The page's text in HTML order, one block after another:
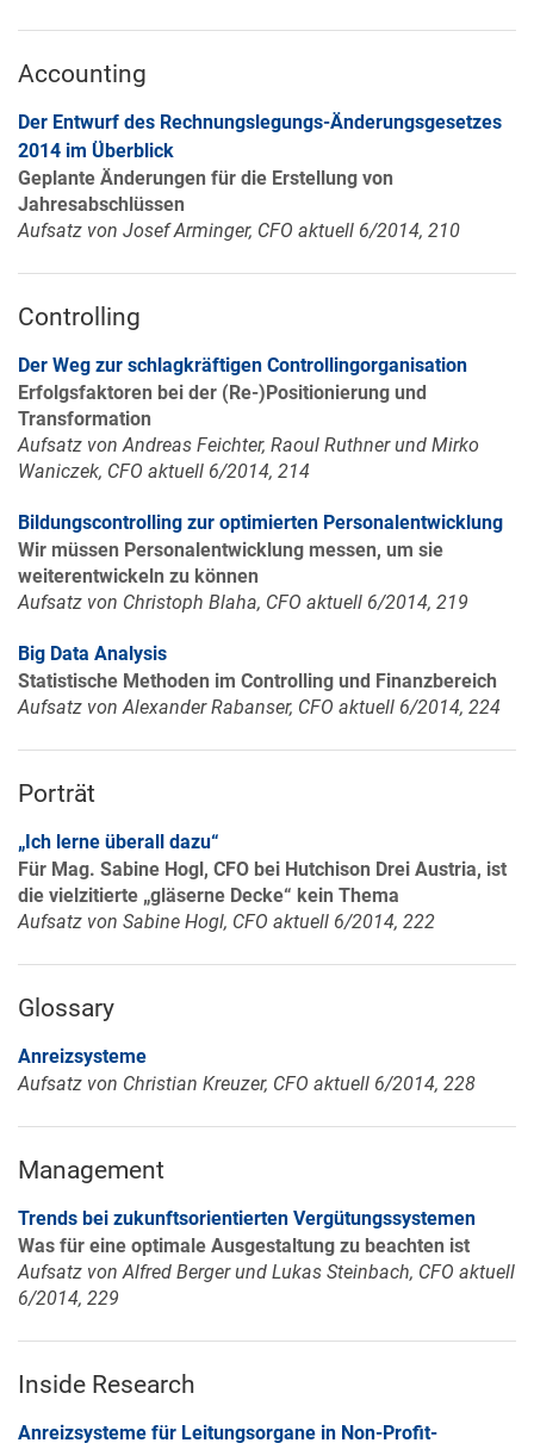
Accounting
Der Entwurf des Rechnungslegungs-Änderungsgesetzes
2014 im Überblick
Geplante Änderungen für die Erstellung von
Jahresabschlüssen
Aufsatz von Josef Arminger, CFO aktuell 6/2014, 210
Controlling
Der Weg zur schlagkräftigen Controllingorganisation
Erfolgsfaktoren bei der (Re-)Positionierung und
Transformation
Aufsatz von Andreas Feichter, Raoul Ruthner und Mirko
Waniczek, CFO aktuell 6/2014, 214
Bildungscontrolling zur optimierten Personalentwicklung
Wir müssen Personalentwicklung messen, um sie
weiterentwickeln zu können
Aufsatz von Christoph Blaha, CFO aktuell 6/2014, 219
Big Data Analysis
Statistische Methoden im Controlling und Finanzbereich
Aufsatz von Alexander Rabanser, CFO aktuell 6/2014, 224
Porträt
„Ich lerne überall dazu“
Für Mag. Sabine Hogl, CFO bei Hutchison Drei Austria, ist
die vielzitierte „gläserne Decke“ kein Thema
Aufsatz von Sabine Hogl, CFO aktuell 6/2014, 222
Glossary
Anreizsysteme
Aufsatz von Christian Kreuzer, CFO aktuell 6/2014, 228
Management
Trends bei zukunftsorientierten Vergütungssystemen
Was für eine optimale Ausgestaltung zu beachten ist
Aufsatz von Alfred Berger und Lukas Steinbach, CFO aktuell
6/2014, 229
Inside Research
Anreizsysteme für Leitungsorgane in Non-Profit-